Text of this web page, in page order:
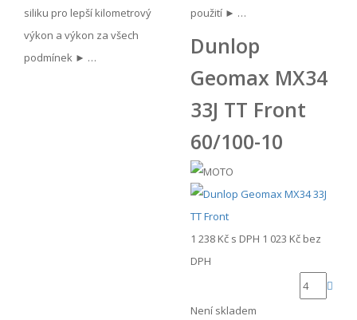
siliku pro lepší kilometrový
výkon a výkon za všech
podmínek ► …
použití ► …
Dunlop
Geomax MX34
33J TT Front
60/100-10
1 238 Kč s DPH 1 023 Kč bez
DPH
Není skladem